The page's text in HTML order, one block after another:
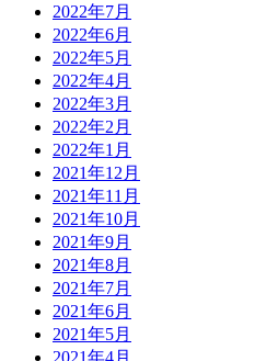
2022年7月
2022年6月
2022年5月
2022年4月
2022年3月
2022年2月
2022年1月
2021年12月
2021年11月
2021年10月
2021年9月
2021年8月
2021年7月
2021年6月
2021年5月
2021年4月